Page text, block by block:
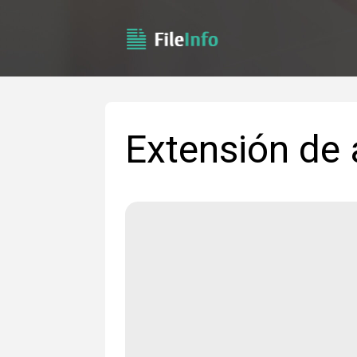
Extensión